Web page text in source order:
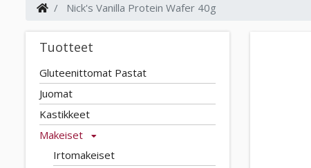
Nick's Vanilla Protein Wafer 40g
Tuotteet
Gluteenittomat Pastat
Juomat
Kastikkeet
Makeiset
Irtomakeiset